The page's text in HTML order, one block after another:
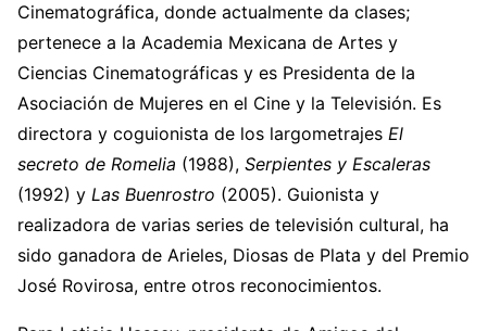
Cinematográfica, donde actualmente da clases;
pertenece a la Academia Mexicana de Artes y
Ciencias Cinematográficas y es Presidenta de la
Asociación de Mujeres en el Cine y la Televisión. Es
directora y coguionista de los largometrajes El
secreto de Romelia (1988), Serpientes y Escaleras
(1992) y Las Buenrostro (2005). Guionista y
realizadora de varias series de televisión cultural, ha
sido ganadora de Arieles, Diosas de Plata y del Premio
José Rovirosa, entre otros reconocimientos.